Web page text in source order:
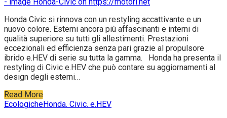
Honda Civic si rinnova con un restyling accattivante e un
nuovo colore. Esterni ancora più affascinanti e interni di
qualità superiore su tutti gli allestimenti. Prestazioni
eccezionali ed efficienza senza pari grazie al propulsore
ibrido e.HEV di serie su tutta la gamma. Honda ha presenta il
restyling di Civic e.HEV che può contare su aggiornamenti al
design degli esterni…
Read More
EcologicheHonda. Civic. e.HEV